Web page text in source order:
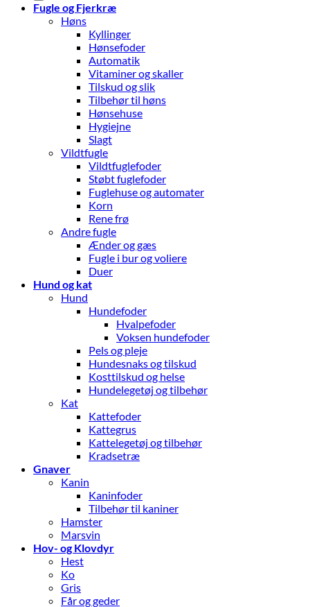
Fugle og Fjerkræ
Høns
Kyllinger
Hønsefoder
Automatik
Vitaminer og skaller
Tilskud og slik
Tilbehør til høns
Hønsehuse
Hygiejne
Slagt
Vildtfugle
Vildtfuglefoder
Støbt fuglefoder
Fuglehuse og automater
Korn
Rene frø
Andre fugle
Ænder og gæs
Fugle i bur og voliere
Duer
Hund og kat
Hund
Hundefoder
Hvalpefoder
Voksen hundefoder
Pels og pleje
Hundesnaks og tilskud
Kosttilskud og helse
Hundelegetøj og tilbehør
Kat
Kattefoder
Kattegrus
Kattelegetøj og tilbehør
Kradsetræ
Gnaver
Kanin
Kaninfoder
Tilbehør til kaniner
Hamster
Marsvin
Hov- og Klovdyr
Hest
Ko
Gris
Får og geder